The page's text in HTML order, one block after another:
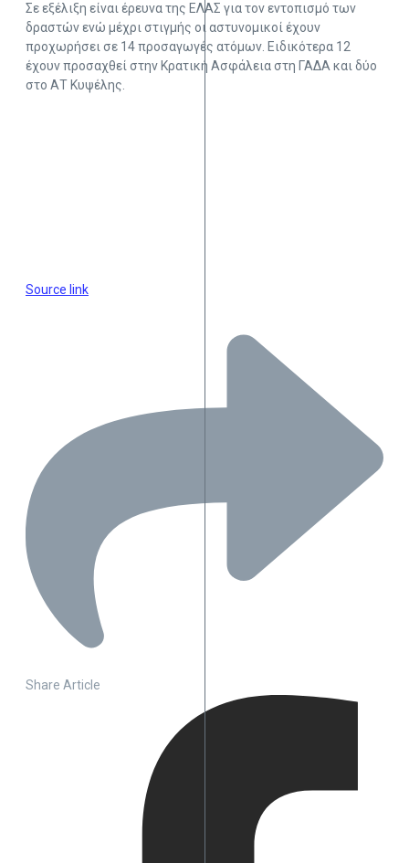
Σε εξέλιξη είναι έρευνα της ΕΛΑΣ για τον εντοπισμό των
δραστών ενώ μέχρι στιγμής οι αστυνομικοί έχουν
προχωρήσει σε 14 προσαγωγές ατόμων. Ειδικότερα 12
έχουν προσαχθεί στην Κρατική Ασφάλεια στη ΓΑΔΑ και δύο
στο ΑΤ Κυψέλης.
Source link
Share Article